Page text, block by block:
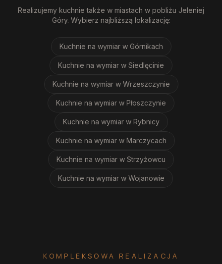
Realizujemy kuchnie także w miastach w pobliżu Jeleniej
Góry. Wybierz najbliższą lokalizację:
Kuchnie na wymiar w Górnikach
Kuchnie na wymiar w Siedlęcinie
Kuchnie na wymiar w Wrzeszczynie
Kuchnie na wymiar w Płoszczynie
Kuchnie na wymiar w Rybnicy
Kuchnie na wymiar w Marczycach
Kuchnie na wymiar w Strzyżowcu
Kuchnie na wymiar w Wojanowie
KOMPLEKSOWA REALIZACJA